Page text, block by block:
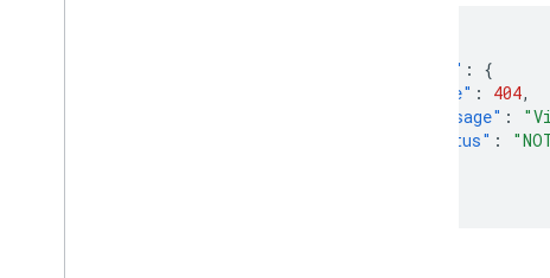
"error" :
{
"code" : 404,
"message" :
"status" :